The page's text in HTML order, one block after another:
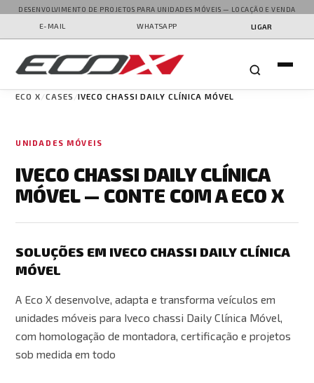
DESENVOLVIMENTO DE PROJETOS PARA UNIDADES MÓVEIS — LOCAÇÃO E VENDA
E-MAIL
WHATSAPP LIGAR
ECO X CASES IVECO CHASSI DAILY CLÍNICA MÓVEL
UNIDADES MÓVEIS
IVECO CHASSI DAILY CLÍNICA
MÓVEL — CONTE COM A ECO X
SOLUÇÕES EM IVECO CHASSI DAILY CLÍNICA
MÓVEL
A Eco X desenvolve, adapta e transforma veículos em
unidades móveis para Iveco chassi Daily Clínica Móvel,
com homologação de montadora, certificação e projetos
sob medida em todo